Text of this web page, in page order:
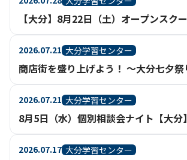
2026.07.21 大分学習センター
2026.07.21 大分学習センター
8月5日（水）個別相談会ナイト【大分】
2026.07.17 大分学習センター